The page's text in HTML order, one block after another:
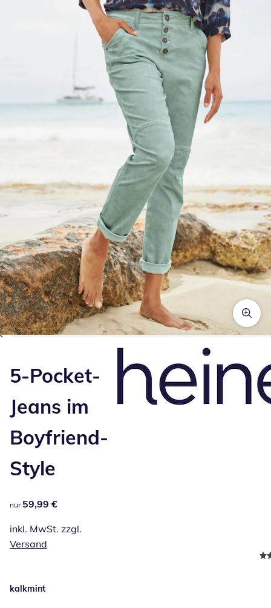
5-Pocket-
Jeans im
Boyfriend-
Style
59,99 €
nur 59,99 €
inkl. MwSt. zzgl.
Versand
kalkmint